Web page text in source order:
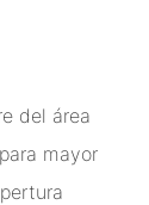
del área
mayor